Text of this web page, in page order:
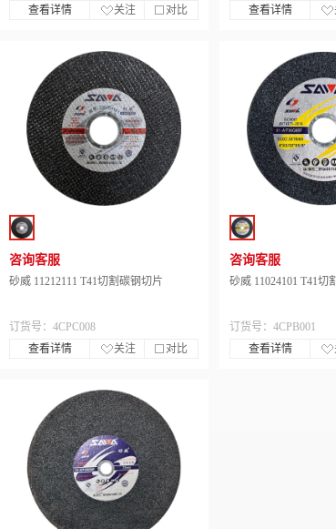
查看详情
关注 对比
查看详情
咨询客服
砂威 11212111 T41切割碳钢切片
订货号：4CPC008
查看详情
关注 对比
咨询客服
砂威 11024101 T41切
订货号：4CPB001
查看详情